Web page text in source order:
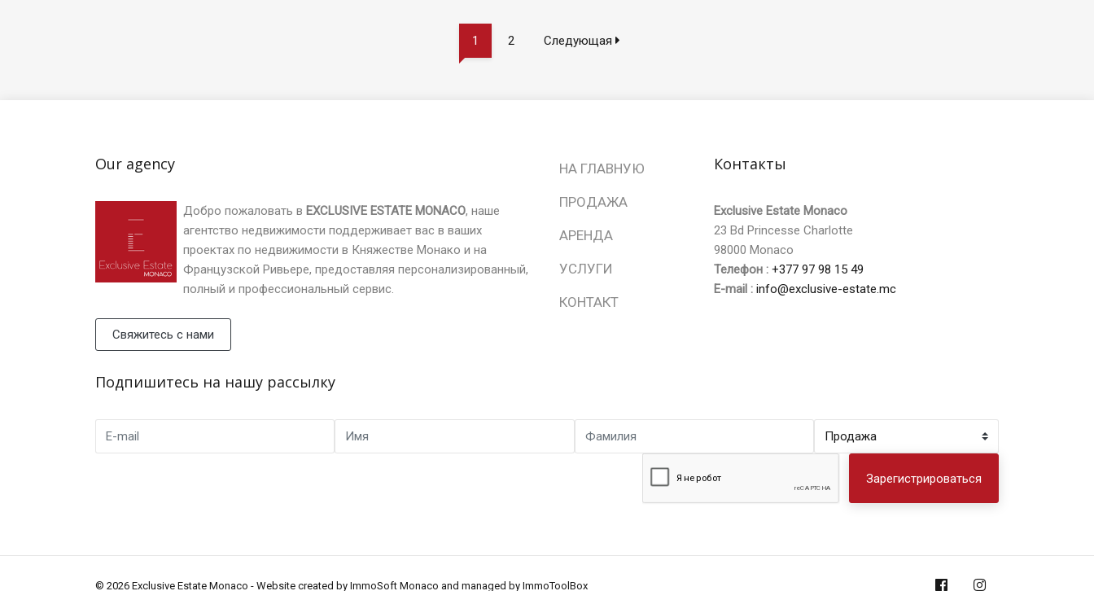
1 2 Следующая
Our agency
Добро пожаловать в EXCLUSIVE ESTATE MONACO, наше
агентство недвижимости поддерживает вас в ваших
проектах по недвижимости в Княжестве Монако и на
Французской Ривьере, предоставляя персонализированный,
полный и профессиональный сервис.
Свяжитесь с нами
НА ГЛАВНУЮ
ПРОДАЖА
АРЕНДА
УСЛУГИ
КОНТАКТ
Контакты
Exclusive Estate Monaco
23 Bd Princesse Charlotte
98000 Monaco
Телефон : +377 97 98 15 49
Е-mail : info@exclusive-estate.mc
Подпишитесь на нашу рассылку
Зарегистрироваться
© 2026 Exclusive Estate Monaco - Website created by ImmoSoft Monaco and managed by ImmoToolBox